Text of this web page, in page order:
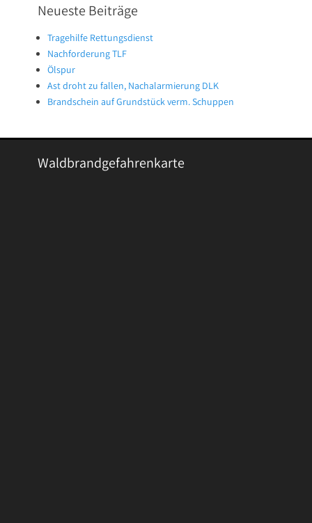
Neueste Beiträge
Tragehilfe Rettungsdienst
Nachforderung TLF
Ölspur
Ast droht zu fallen, Nachalarmierung DLK
Brandschein auf Grundstück verm. Schuppen
Waldbrandgefahrenkarte